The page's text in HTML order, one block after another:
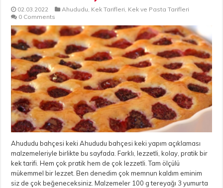
02.03.2022 Ahududu, Kek Tarifleri, Kek ve Pasta Tarifleri
0 Comments
Ahududu bahçesi keki Ahududu bahçesi keki yapım açıklaması
malzemeleriyle birlikte bu sayfada. Farklı, lezzetli, kolay, pratik bir
kek tarifi. Hem çok pratik hem de çok lezzetli. Tam ölçülü
mükemmel bir lezzet. Ben denedim çok memnun kaldım eminim
siz de çok beğeneceksiniz. Malzemeler 100 g tereyağı 3 yumurta